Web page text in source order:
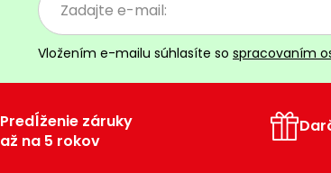
Vložením e-mailu súhlasíte so spracovaním
Predĺženie záruky
až na 5 rokov